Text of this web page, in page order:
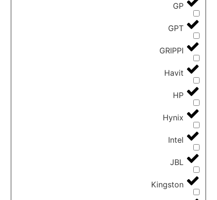
GP
GPT
GRIPPI
Havit
HP
Hynix
Intel
JBL
Kingston